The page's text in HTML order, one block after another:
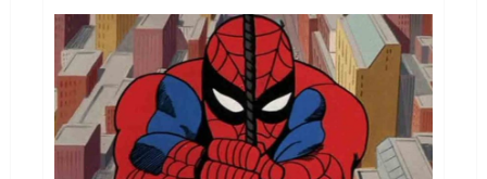
La
danesa,
la
dura
lucha
por
ser
uno
mismo